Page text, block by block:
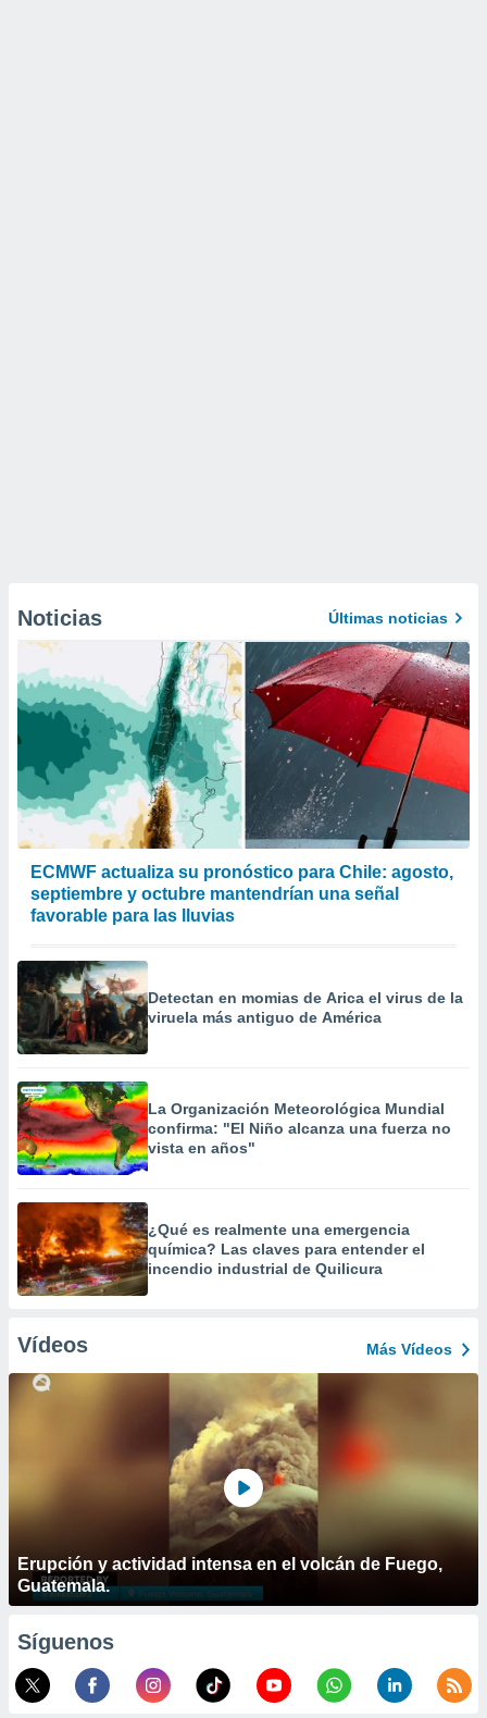
Noticias Últimas noticias
ECMWF actualiza su pronóstico para Chile: agosto,
septiembre y octubre mantendrían una señal
favorable para las lluvias
Detectan en momias de Arica el virus de la
viruela más antiguo de América
La Organización Meteorológica Mundial
confirma: "El Niño alcanza una fuerza no
vista en años"
¿Qué es realmente una emergencia
química? Las claves para entender el
incendio industrial de Quilicura
Vídeos Más Vídeos
Erupción y actividad intensa en el volcán de Fuego,
Guatemala.
Síguenos